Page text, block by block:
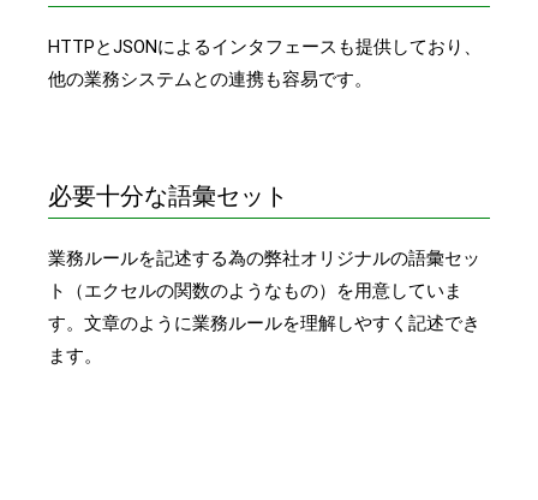
HTTPとJSONによるインタフェースも提供しており、
他の業務システムとの連携も容易です。
必要十分な語彙セット
業務ルールを記述する為の弊社オリジナルの語彙セッ
ト（エクセルの関数のようなもの）を用意していま
す。文章のように業務ルールを理解しやすく記述でき
ます。